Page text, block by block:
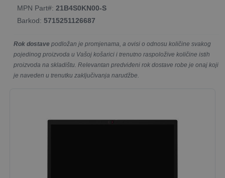
MPN Part#: 21B4S0KN00-S
Barkod: 5715251126687
Rok dostave podložan je promjenama, a ovisi o odnosu količine svakog
pojedinog proizvoda u Vašoj košarici i trenutno raspoložive količine istih
proizvoda na skladištu. Relevantan predviđeni rok dostave robe je onaj koji
je naveden u trenutku zaključivanja narudžbe.